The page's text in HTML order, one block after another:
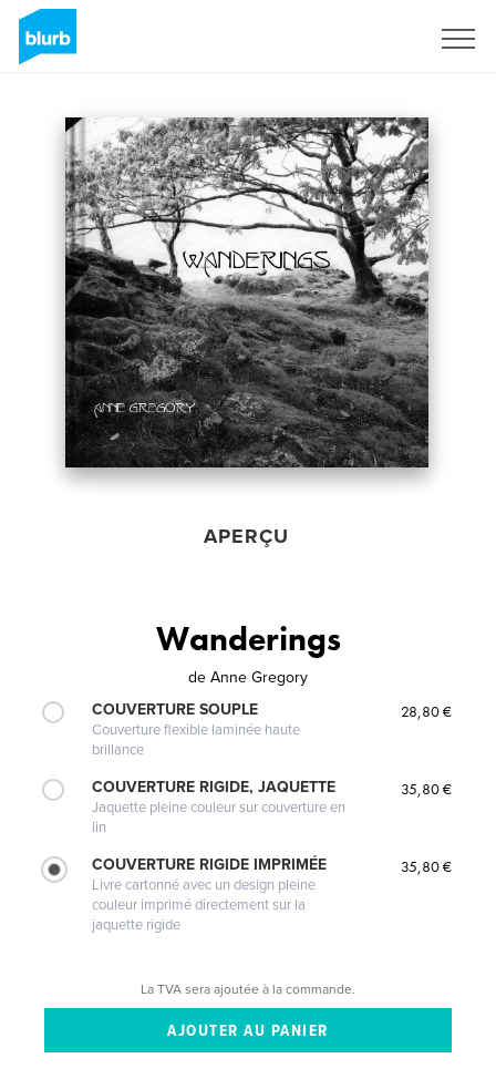
APERÇU
Wanderings
de Anne Gregory
COUVERTURE SOUPLE
Couverture flexible laminée haute
brillance
28,80 €
COUVERTURE RIGIDE, JAQUETTE
Jaquette pleine couleur sur couverture en
lin
35,80 €
COUVERTURE RIGIDE IMPRIMÉE
Livre cartonné avec un design pleine
couleur imprimé directement sur la
jaquette rigide
35,80 €
La TVA sera ajoutée à la commande.